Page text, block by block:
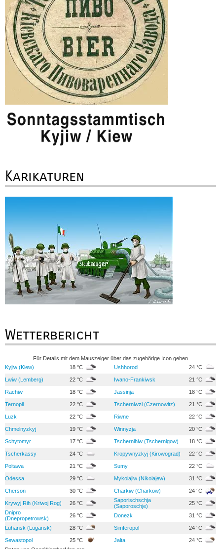
Karikaturen
Wetterbericht
Für Details mit dem Mauszeiger über das zugehörige Icon gehen
Kyjiw (Kiew)
18 °C Ushhorod 24 °C
Lwiw (Lemberg) 22 °C Iwano-Frankiwsk 21 °C
Rachiw 18 °C Jassinja 18 °C
Ternopil 22 °C Tscherniwzi (Czernowitz) 21 °C
Luzk 22 °C Riwne 22 °C
Chmelnyzkyj 19 °C Winnyzja 20 °C
Schytomyr 17 °C Tschernihiw (Tschernigow) 18 °C
Tscherkassy 24 °C Kropywnyzkyj (Kirowograd) 22 °C
Poltawa 21 °C Sumy 22 °C
Odessa 29 °C Mykolajiw (Nikolajew) 31 °C
Cherson 30 °C Charkiw (Charkow) 24 °C
Krywyj Rih (Kriwoj Rog) 26 °C
Saporischschja
(Saporoschje)
25 °C
Dnipro
(Dnepropetrowsk)
26 °C Donezk 31 °C
Luhansk (Lugansk) 28 °C Simferopol 24 °C
Sewastopol 25 °C Jalta
24 °C